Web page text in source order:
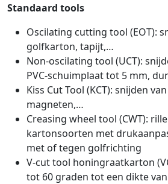
Standaard tools
Oscilating cutting tool (EOT):
golfkarton, tapijt,…
Non-oscilating tool (UCT):
PVC-schuimplaat tot 5 mm,
Kiss Cut Tool (KCT): snijden
magneten,…
Creasing wheel tool (CWT):
kartonsoorten met
met of tegen golfrichting
V-cut tool honingraatkarton
tot 60 graden tot een dikte